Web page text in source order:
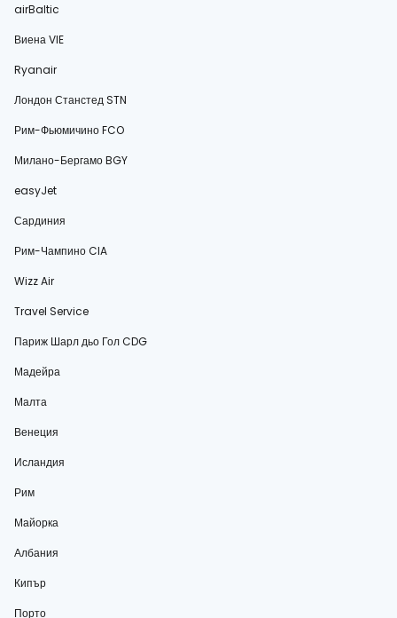
airBaltic
Виена VIE
Ryanair
Лондон Станстед STN
Рим-Фьюмичино FCO
Милано-Бергамо BGY
easyJet
Сардиния
Рим-Чампино CIA
Wizz Air
Travel Service
Париж Шарл дьо Гол CDG
Мадейра
Малта
Венеция
Исландия
Рим
Майорка
Албания
Кипър
Порто